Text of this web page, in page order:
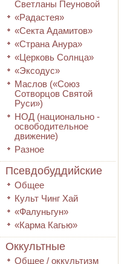
Светланы Пеуновой
«Радастея»
«Секта Адамитов»
«Страна Анура»
«Церковь Солнца»
«Эксодус»
Маслов («Союз
Сотворцов Святой
Руси»)
НОД (национально -
освободительное
движение)
Разное
Псевдобуддийские
Общее
Культ Чинг Хай
«Фалуньгун»
«Карма Кагью»
Оккультные
Общее / оккультизм